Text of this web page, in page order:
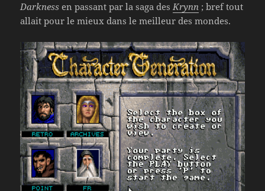
Darkness en passant par la saga desKrynn ; bref tout
allait pour le mieux dans le meilleur des mondes.